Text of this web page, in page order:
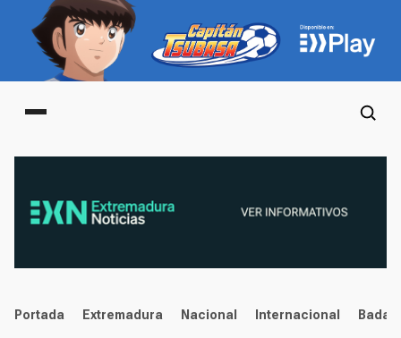
Main menu
noticias
Portada Extremadura Nacional Internacional